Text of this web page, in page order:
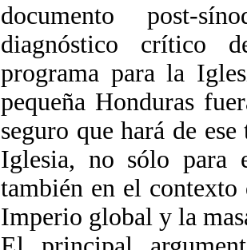
documento post-
diagnóstico crítico
programa para la
pequeña Honduras
seguro que hará de
Iglesia, no sólo para
también en el
Imperio global y la